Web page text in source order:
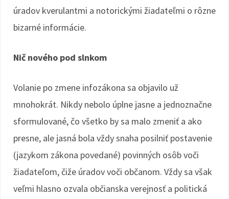
úradov kverulantmi a notorickými žiadateľmi o rôzne
bizarné informácie.
Nič nového pod slnkom
Volanie po zmene infozákona sa objavilo už
mnohokrát. Nikdy nebolo úplne jasne a jednoznačne
sformulované, čo všetko by sa malo zmeniť a ako
presne, ale jasná bola vždy snaha posilniť postavenie
(jazykom zákona povedané) povinných osôb voči
žiadateľom, čiže úradov voči občanom. Vždy sa však
veľmi hlasno ozvala občianska verejnosť a politická